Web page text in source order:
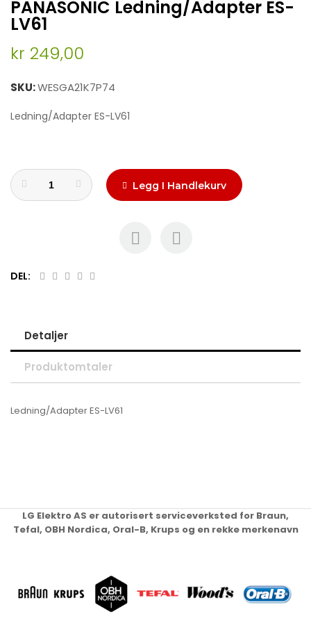
to
the
beginning
of
the
gallery
PANASONIC Ledning/Adapter ES-
LV61
kr 249,00
SKU WESGA21K7P74
Ledning/Adapter ES-LV61
Legg I Handlekurv
DEL:
Detaljer
Produktomtaler
Ledning/Adapter ES-LV61
LG Elektro AS er autorisert serviceverksted for Braun,
Tefal, OBH Nordica, Oral-B, Krups og en rekke merkenavn